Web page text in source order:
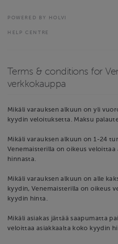
POWERED BY HOLVI
HELP CENTRE
Terms & conditions for
verkkokauppa
Mikäli varauksen alkuun on yli
kyydin veloituksetta. Maksu
Mikäli varauksen alkuun on 1-24
Venemaisterilla on oikeus veloittaa
hinnasta.
Mikäli varauksen alkuun on alle
kyydin, Venemaisterilla on oikeus
kyydin hinta.
Mikäli asiakas jättää saapumatta
veloittaa asiakkaalta koko kyydin